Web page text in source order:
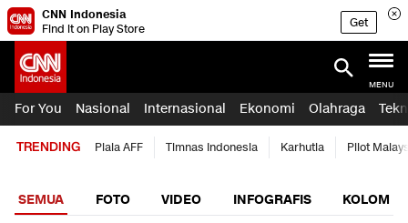
CNN Indonesia
Find it on Play Store
Get
MENU
For You Nasional Internasional Ekonomi Olahraga
TRENDING Piala AFF Timnas Indonesia Karhutla Pilot
SEMUA FOTO VIDEO INFOGRAFIS KOLOM